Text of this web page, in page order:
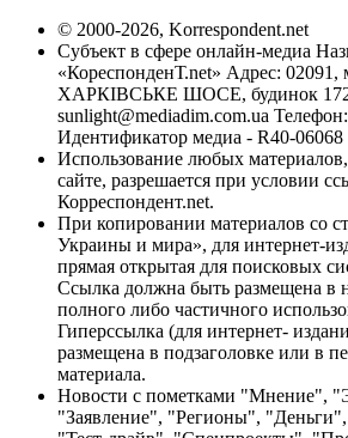
© 2000-2026, Korrespondent.net
Субъект в сфере онлайн-медиа
«КореспонденТ.net» Адрес: 02091,
ХАРКІВСЬКЕ ШОСЕ, будинок 172-
sunlight@mediadim.com.ua
Идентификатор медиа - R40-06068
Использование любых
сайте, разрешается при условии
Корреспондент.net.
При копировании материалов со
Украины и мира», для интернет-
прямая открытая для поисковых
Ссылка должна быть размещена в
полного либо частичного
Гиперссылка (для интернет-
размещена в подзаголовке или в
материала.
Новости с пометками "Мнение",
"Заявление", "Регионы",